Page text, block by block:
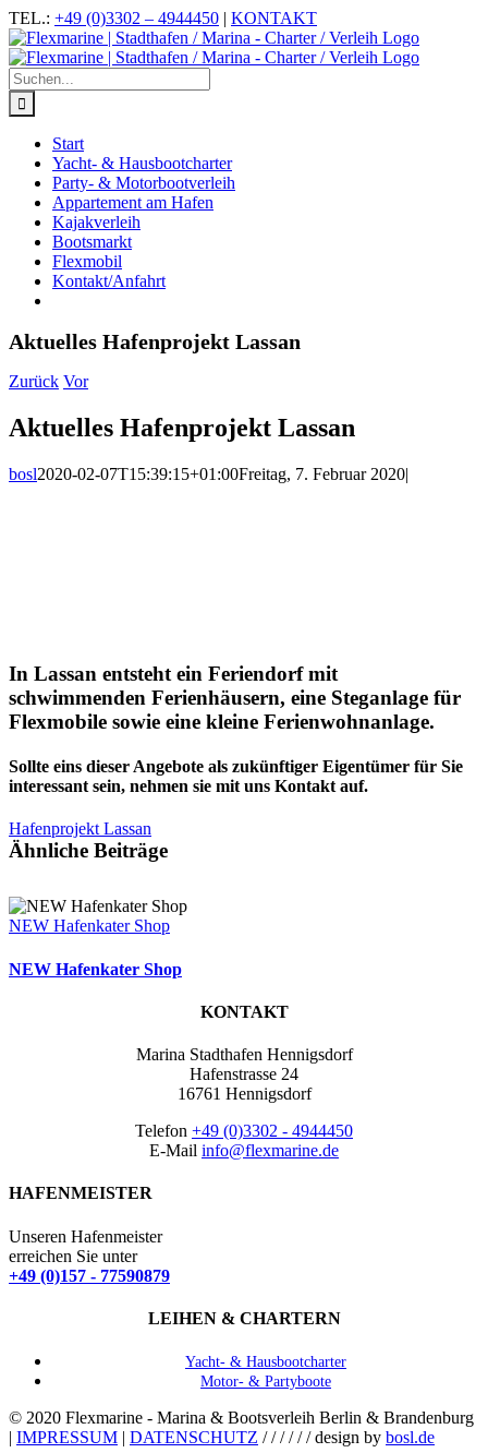
Zum
Inhalt
springen
Facebook
Instagram
YouTube
TEL.: +49 (0)3302 – 4944450 | KONTAKT
Suche
nach:
Start
Yacht- & Hausbootcharter
Party- & Motorbootverleih
Appartement am Hafen
Kajakverleih
Bootsmarkt
Flexmobil
Kontakt/Anfahrt
Aktuelles Hafenprojekt Lassan
Zurück Vor
Aktuelles Hafenprojekt Lassan
bosl2020-02-07T15:39:15+01:00Freitag, 7. Februar 2020|
In Lassan entsteht ein Feriendorf mit
schwimmenden Ferienhäusern, eine Steganlage für
Flexmobile sowie eine kleine Ferienwohnanlage.
Sollte eins dieser Angebote als zukünftiger Eigentümer für Sie
interessant sein, nehmen sie mit uns Kontakt auf.
Hafenprojekt Lassan
Ähnliche Beiträge
NEW Hafenkater Shop
NEW Hafenkater Shop
KONTAKT
Marina Stadthafen Hennigsdorf
Hafenstrasse 24
16761 Hennigsdorf
Telefon +49 (0)3302 - 4944450
E-Mail info@flexmarine.de
HAFENMEISTER
Unseren Hafenmeister
erreichen Sie unter
+49 (0)157 - 77590879
LEIHEN & CHARTERN
Yacht- & Hausbootcharter
Motor- & Partyboote
© 2020 Flexmarine - Marina & Bootsverleih Berlin & Brandenburg
| IMPRESSUM | DATENSCHUTZ / / / / / / design by bosl.de